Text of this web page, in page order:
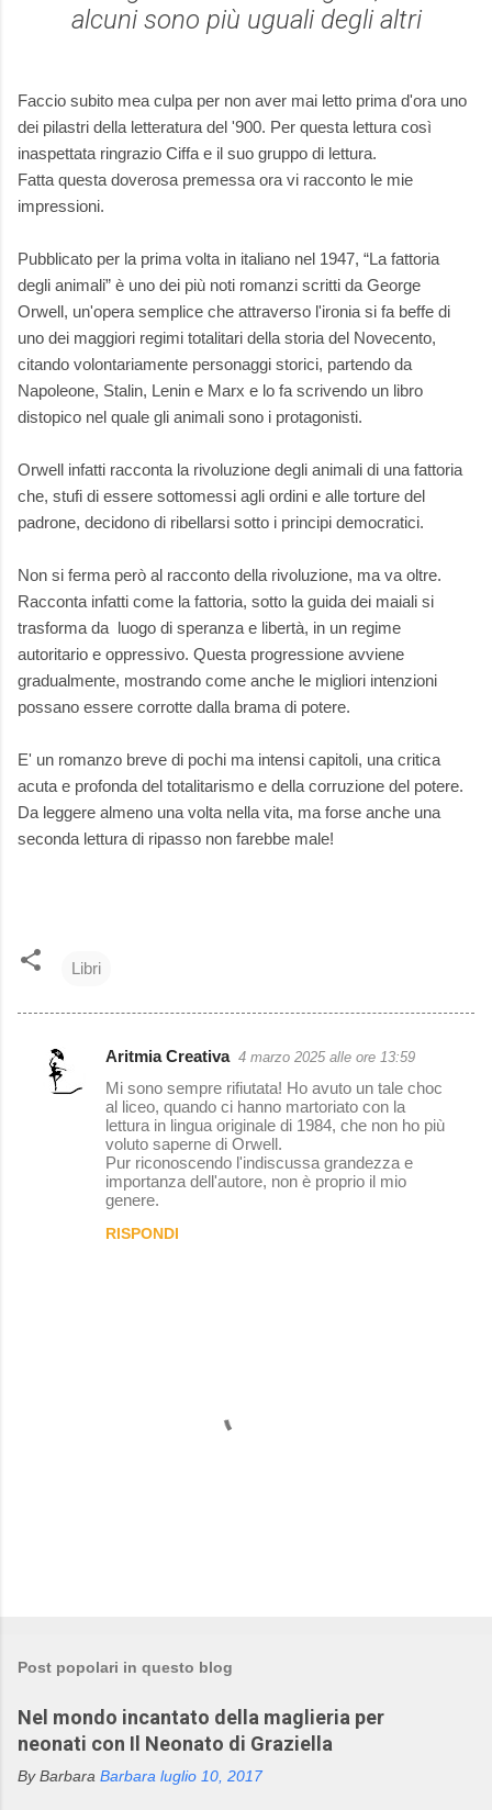
alcuni sono più uguali degli altri
Faccio subito mea culpa per non aver mai letto prima d'ora uno
dei pilastri della letteratura del '900. Per questa lettura così
inaspettata ringrazio Ciffa e il suo gruppo di lettura.
Fatta questa doverosa premessa ora vi racconto le mie
impressioni.
Pubblicato per la prima volta in italiano nel 1947, “La fattoria
degli animali” è uno dei più noti romanzi scritti da George
Orwell, un'opera semplice che attraverso l'ironia si fa beffe di
uno dei maggiori regimi totalitari della storia del Novecento,
citando volontariamente personaggi storici, partendo da
Napoleone, Stalin, Lenin e Marx e lo fa scrivendo un libro
distopico nel quale gli animali sono i protagonisti.
Orwell infatti racconta la rivoluzione degli animali di una fattoria
che, stufi di essere sottomessi agli ordini e alle torture del
padrone, decidono di ribellarsi sotto i principi democratici.
Non si ferma però al racconto della rivoluzione, ma va oltre.
Racconta infatti come la fattoria, sotto la guida dei maiali si
trasforma da luogo di speranza e libertà, in un regime
autoritario e oppressivo. Questa progressione avviene
gradualmente, mostrando come anche le migliori intenzioni
possano essere corrotte dalla brama di potere.
E' un romanzo breve di pochi ma intensi capitoli, una critica
acuta e profonda del totalitarismo e della corruzione del potere.
Da leggere almeno una volta nella vita, ma forse anche una
seconda lettura di ripasso non farebbe male!
Libri
C
Aritmia Creativa 4 marzo 2025 alle ore 13:59
Mi sono sempre rifiutata! Ho avuto un tale choc
al liceo, quando ci hanno martoriato con la
lettura in lingua originale di 1984, che non ho più
voluto saperne di Orwell.
Pur riconoscendo l'indiscussa grandezza e
importanza dell'autore, non è proprio il mio
genere.
RISPONDI
t
n
c
o
m
Post popolari in questo blog
Nel mondo incantato della maglieria per
neonati con Il Neonato di Graziella
By Barbara Barbara luglio 10, 2017